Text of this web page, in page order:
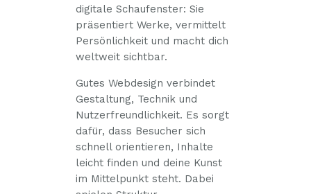
digitale Schaufenster: Sie
präsentiert Werke, vermittelt
Persönlichkeit und macht dich
weltweit sichtbar.
Gutes Webdesign verbindet
Gestaltung, Technik und
Nutzerfreundlichkeit. Es sorgt
dafür, dass Besucher sich
schnell orientieren, Inhalte
leicht finden und deine Kunst
im Mittelpunkt steht. Dabei